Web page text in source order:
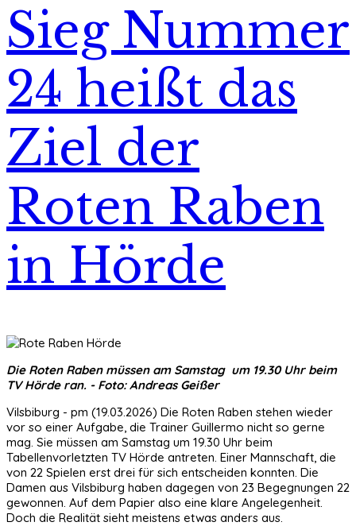
Sieg Nummer
24 heißt das
Ziel der
Roten Raben
in Hörde
Die Roten Raben müssen am Samstag um 19.30 Uhr beim
TV Hörde ran. - Foto: Andreas Geißer
Vilsbiburg - pm (19.03.2026) Die Roten Raben stehen wieder
vor so einer Aufgabe, die Trainer Guillermo nicht so gerne
mag. Sie müssen am Samstag um 19.30 Uhr beim
Tabellenvorletzten TV Hörde antreten. Einer Mannschaft, die
von 22 Spielen erst drei für sich entscheiden konnten. Die
Damen aus Vilsbiburg haben dagegen von 23 Begegnungen 22
gewonnen. Auf dem Papier also eine klare Angelegenheit.
Doch die Realität sieht meistens etwas anders aus.